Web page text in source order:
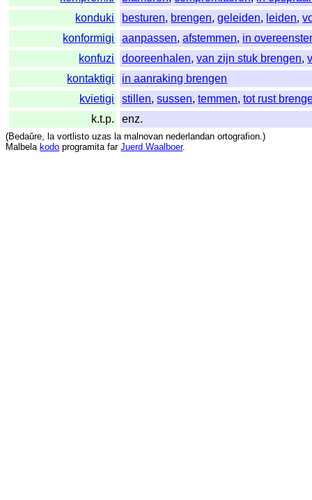
konduki
besturen, brengen,geleiden, leiden,
konformigi
aanpassen,afstemmen, in
konfuzi
dooreenhalen,van zijn stuk brengen,
kontaktigi
in aanraking brengen
kvietigi
stillen,sussen,temmen,tot rust
k.t.p.
enz.
(Bedaŭre, la vortlisto uzas la malnovan nederlandan ortografion.)
Malbela kodo programita far Juerd Waalboer.